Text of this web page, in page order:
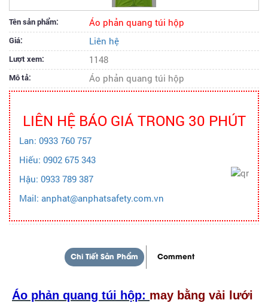
Tên sản phẩm: Áo phản quang túi hộp
Giá: Liên hệ
Lượt xem: 1148
Mô tả: Áo phản quang túi hộp
LIÊN HỆ BÁO GIÁ TRONG 30 PHÚT
Lan: 0933 760 757
Hiếu: 0902 675 343
Hậu: 0933 789 387
Mail: anphat@anphatsafety.com.vn
Chi Tiết Sản Phẩm Comment
Áo phản quang túi hộp: may bằng vải lưới